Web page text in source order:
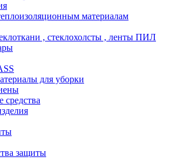
материалам
, стеклохолсты , ленты ПИЛ
для уборки
защиты